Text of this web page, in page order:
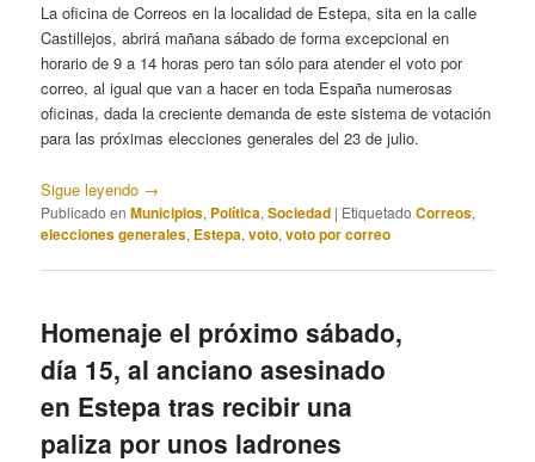
La oficina de Correos en la localidad de Estepa, sita en la calle
Castillejos, abrirá mañana sábado de forma excepcional en
horario de 9 a 14 horas pero tan sólo para atender el voto por
correo, al igual que van a hacer en toda España numerosas
oficinas, dada la creciente demanda de este sistema de votación
para las próximas elecciones generales del 23 de julio.
Sigue leyendo →
Publicado en Municipios, Política,Sociedad | Etiquetado Correos,
elecciones generales, Estepa,voto,voto por correo
Homenaje el próximo sábado,
día 15, al anciano asesinado
en Estepa tras recibir una
paliza por unos ladrones